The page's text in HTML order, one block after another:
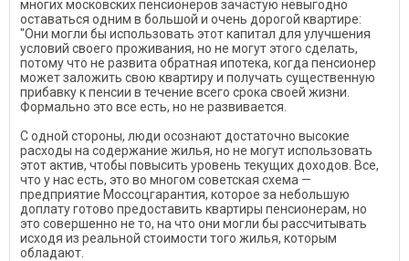
многих московских пенсионеров зачастую невыгодно
оставаться одним в большой и очень дорогой квартире:
"Они могли бы использовать этот капитал для улучшения
условий своего проживания, но не могут этого сделать,
потому что не развита обратная ипотека, когда пенсионер
может заложить свою квартиру и получать существенную
прибавку к пенсии в течение всего срока своей жизни.
Формально это все есть, но не развивается.
С одной стороны, люди осознают достаточно высокие
расходы на содержание жилья, но не могут использовать
этот актив, чтобы повысить уровень текущих доходов. Все,
что у нас есть, это во многом советская схема —
предприятие Моссоцгарантия, которое за небольшую
доплату готово предоставить квартиры пенсионерам, но
это совершенно не то, на что они могли бы рассчитывать
исходя из реальной стоимости того жилья, которым
обладают.